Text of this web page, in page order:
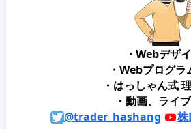
・Webデザ
・Webプログラ
・はっしゃん式
・動画、ライ
@trader_hashang
株